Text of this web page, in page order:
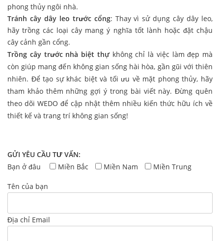
phong thủy ngôi nhà.
Tránh cây dây leo trước cổng: Thay vì sử dụng cây dây leo,
hãy trồng các loại cây mang ý nghĩa tốt lành hoặc đặt chậu
cây cảnh gần cổng.
Trồng cây trước nhà biệt thựkhông chỉ là việc làm đẹp mà
còn giúp mang đến không gian sống hài hòa, gần gũi với thiên
nhiên. Để tạo sự khác biệt và tối ưu về mặt phong thủy, hãy
tham khảo thêm những gợi ý trong bài viết này. Đừng quên
theo dõi WEDO để cập nhật thêm nhiều kiến thức hữu ích về
thiết kế và trang trí không gian sống!
GỬI YÊU CẦU TƯ VẤN:
Bạn ở đâu
Miền Bắc Miền Nam Miền Trung
Tên của bạn
Địa chỉ Email